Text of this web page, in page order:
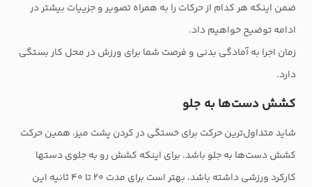
ضمن اینکه هر کدام از حرکات را به همراه تصویر و جزییات بیشتر در
ادامه توضیح خواهیم داد.
زمان اجرا به آمادگی بدنی و فرصت شما برای ورزش در محل کار بستگی
دارد.
کشش دست‌ها به جلو
شاید متداول‌ترین حرکت برای خستگی در کردن پشت میز، همین حرکت
کشش دست‌ها به جلو باشد. برای اینکه کشش رو به جلوی دستها
کارکرد ورزشی داشته باشد، بهتر است برای مدت ۲۰ تا ۴۰ ثانیه این